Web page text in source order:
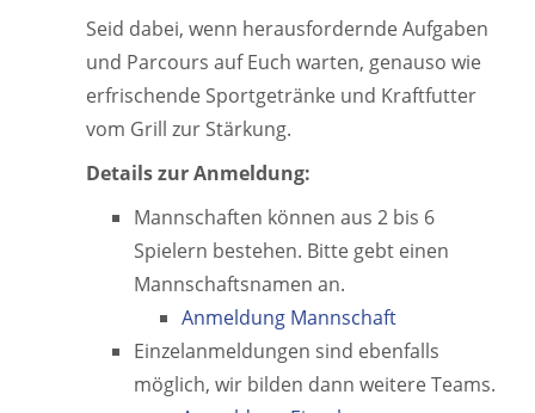
Seid dabei, wenn herausfordernde Aufgaben
und Parcours auf Euch warten, genauso wie
erfrischende Sportgetränke und Kraftfutter
vom Grill zur Stärkung.
Details zur Anmeldung:
Mannschaften können aus 2 bis 6
Spielern bestehen. Bitte gebt einen
Mannschaftsnamen an.
Anmeldung Mannschaft
Einzelanmeldungen sind ebenfalls
möglich, wir bilden dann weitere Teams.